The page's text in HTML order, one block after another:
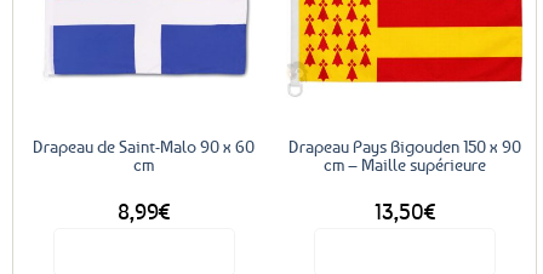
peuvent
sur
Les
options
peuvent
être
sur
Ajouter
Drapeau de Saint-Malo 90 x 60
cm
8,99€
favoris
Drapeau Pays Bigouden 150 x 90
cm – Maille supérieure
13,50€